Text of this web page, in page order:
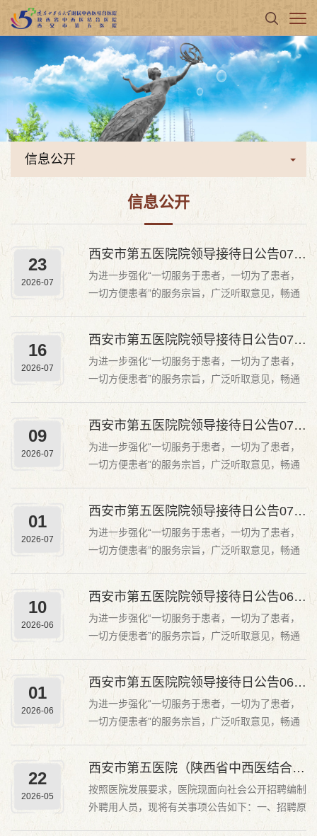
信息公开
信息公开
23
2026-07
西安市第五医院院领导接待日公告0730
为进一步强化“一切服务于患者，一切为了患者，
一切方便患者”的服务宗旨，广泛听取意见，畅通
类突出问题，提升医院管理水平和服务效率。现将
院领导接待日有关事项公告如下：一、接待对象广
大患者及...
16
2026-07
西安市第五医院院领导接待日公告0723
为进一步强化“一切服务于患者，一切为了患者，
一切方便患者”的服务宗旨，广泛听取意见，畅通
广大患者及家属、医院职工、社会群众反映渠道，
类突出问题，提升医院管理水平和服务效率。现将
院领导接待日有关事项公告如下：一、接待对象广
大患者及...
09
2026-07
西安市第五医院院领导接待日公告0716
为进一步强化“一切服务于患者，一切为了患者，
一切方便患者”的服务宗旨，广泛听取意见，畅通
类突出问题，提升医院管理水平和服务效率。现将
院领导接待日有关事项公告如下：一、接待对象广
大患者及...
01
2026-07
西安市第五医院院领导接待日公告0709
为进一步强化“一切服务于患者，一切为了患者，
一切方便患者”的服务宗旨，广泛听取意见，畅通
类突出问题，提升医院管理水平和服务效率。现将
院领导接待日有关事项公告如下：一、接待对象广
大患者及...
10
2026-06
西安市第五医院院领导接待日公告0618
为进一步强化“一切服务于患者，一切为了患者，
一切方便患者”的服务宗旨，广泛听取意见，畅通
类突出问题，提升医院管理水平和服务效率。现将
院领导接待日有关事项公告如下：一、接待对象广
大患者及...
01
2026-06
西安市第五医院院领导接待日公告0611
为进一步强化“一切服务于患者，一切为了患者，
一切方便患者”的服务宗旨，广泛听取意见，畅通
广大患者及家属、医院职工、社会群众反映渠道，
类突出问题，提升医院管理水平和服务效率。现将
院领导接待日有关事项公告如下：一、接待对象广
大患者及...
22
2026-05
西安市第五医院（陕西省中西医结合医院）编制外工作人员招聘公告
按照医院发展要求，医院现面向社会公开招聘编制
外聘用人员，现将有关事项公告如下：一、招聘原
则坚持公开、公平、择优的原则，根据岗位需求，